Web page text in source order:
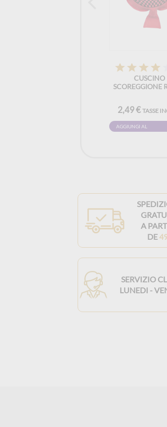
CUSCINO
SCOREGGIONE
2,49 €TASSE
AGGIUNGI AL
A
DE
SERVIZIO
LUNEDI -